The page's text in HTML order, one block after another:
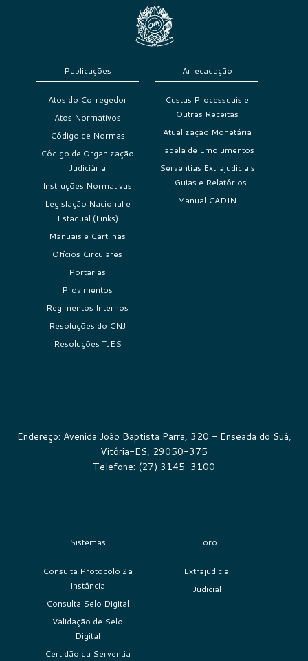
Publicações
Atos do Corregedor
Atos Normativos
Código de Normas
Código de Organização
Judiciária
Instruções Normativas
Legislação Nacional e
Estadual (Links)
Manuais e Cartilhas
Ofícios Circulares
Portarias
Provimentos
Regimentos Internos
Resoluções do CNJ
Resoluções TJES
Arrecadação
Custas Processuais e
Outras Receitas
Atualização Monetária
Tabela de Emolumentos
Serventias Extrajudiciais
– Guias e Relatórios
Manual CADIN
Endereço: Avenida João Baptista Parra, 320 - Enseada do Suá,
Vitória-ES, 29050-375
Telefone: (27) 3145-3100
Sistemas
Consulta Protocolo 2a
Instância
Consulta Selo Digital
Validação de Selo
Digital
Certidão da Serventia
Foro
Extrajudicial
Judicial